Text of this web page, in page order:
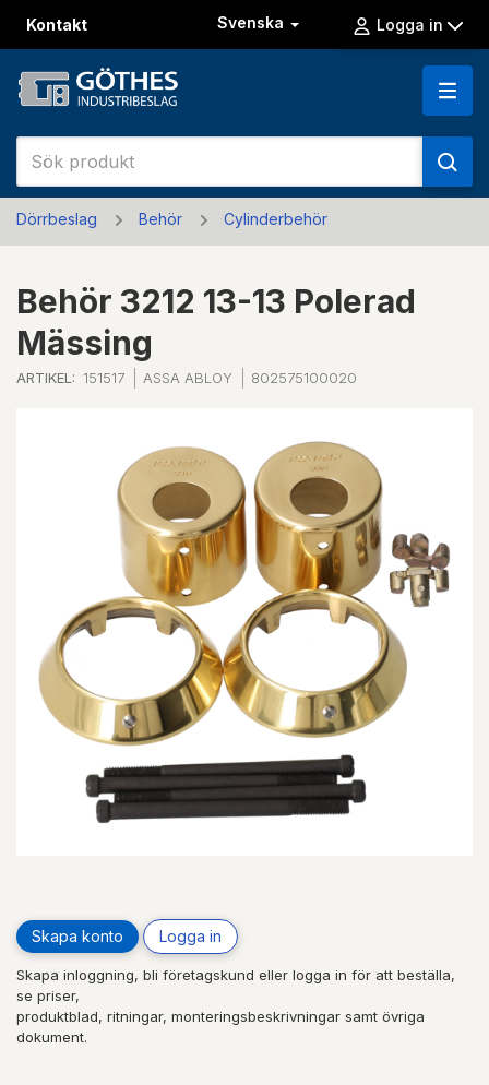
Kontakt Svenska Logga in
Dörrbeslag Behör Cylinderbehör
Behör 3212 13-13 Polerad
Mässing
ARTIKEL: 151517 ASSA ABLOY 802575100020
Skapa konto Logga in
Skapa inloggning, bli företagskund eller logga in för att beställa,
se priser,
produktblad, ritningar, monteringsbeskrivningar samt övriga
dokument.